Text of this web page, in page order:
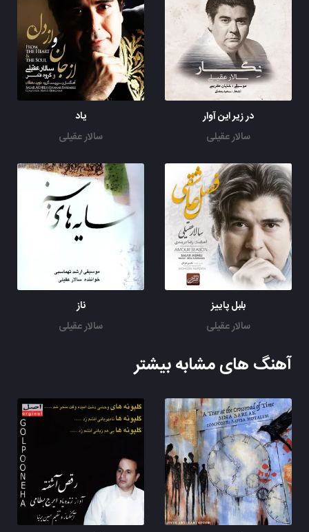
در زیر این آوار
سالار عقیلی
یاد
سالار عقیلی
بلبل پاییز
سالار عقیلی
ناز
سالار عقیلی
آهنگ های مشابه بیشتر